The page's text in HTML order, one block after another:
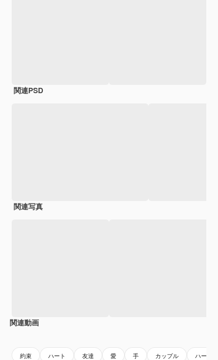
関連PSD
関連写真
関連動画
約束 ハート 友達 愛 手 カップル ハート